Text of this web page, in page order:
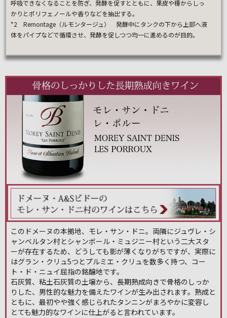
呼吸できなくなることを防ぎ、発酵を促すとともに、果皮や種からしっ
かりとポリフェノールや香りなどを抽出する。
*2 Remontage（ルモンタージュ） 発酵中にタンクの下から上部へ液
体をパイプなどで循環させ、発酵を促しつつ均一に進めるのが目的。
このドメーヌの本拠地、モレ・サン・ドニ。両隣にジュヴレ・シ
ャンベルタン村とシャンボール・ミュジニー村という二大スタ
ーが存在するため、どうしても影が薄くなりがちですが、実際に
はグラン・クリュ5つとプルミエ・クリュを数多く持つ、コー
ト・ド・ニュイ屈指の銘醸地です。
石灰質、粘土石灰質の土壌から、長期熟成向きで骨格のしっか
りした、男性的な魅力を備えたワインが生み出されます。熟成と
ともに、最初やや強く感じられたタンニンがまろやかに変容し
とても魅力的なワインに仕上がると言われています。